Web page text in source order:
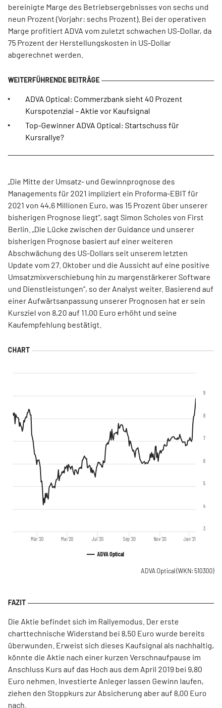
bereinigte Marge des Betriebsergebnisses von sechs und
neun Prozent (Vorjahr: sechs Prozent). Bei der operativen
Marge profitiert ADVA vom zuletzt schwachen US-Dollar, da
75 Prozent der Herstellungskosten in US-Dollar
abgerechnet werden.
ADVA Optical: Commerzbank sieht 40 Prozent
Kurspotenzial – Aktie vor Kaufsignal
Top-Gewinner ADVA Optical: Startschuss für
Kursrallye?
„Die Mitte der Umsatz- und Gewinnprognose des
Managements für 2021 impliziert ein Proforma-EBIT für
2021 von 44,6 Millionen Euro, was 15 Prozent über unserer
bisherigen Prognose liegt“, sagt Simon Scholes von First
Berlin. „Die Lücke zwischen der Guidance und unserer
bisherigen Prognose basiert auf einer weiteren
Abschwächung des US-Dollars seit unserem letzten
Update vom 27. Oktober und die Aussicht auf eine positive
Umsatzmixverschiebung hin zu margenstärkerer Software
und Dienstleistungen“, so der Analyst weiter. Basierend auf
einer Aufwärtsanpassung unserer Prognosen hat er sein
Kursziel von 8,20 auf 11,00 Euro erhöht und seine
Kaufempfehlung bestätigt.
ADVA Optical
Mär '20 Mai '20 Jul '20 Sep '20 Nov '20 Jan '21
3
4
5
6
7
8
9
ADVA Optical (WKN: 510300)
Die Aktie befindet sich im Rallyemodus. Der erste
charttechnische Widerstand bei 8,50 Euro wurde bereits
überwunden. Erweist sich dieses Kaufsignal als nachhaltig,
könnte die Aktie nach einer kurzen Verschnaufpause im
Anschluss Kurs auf das Hoch aus dem April 2019 bei 9,80
Euro nehmen. Investierte Anleger lassen Gewinn laufen,
ziehen den Stoppkurs zur Absicherung aber auf 8,00 Euro
nach.